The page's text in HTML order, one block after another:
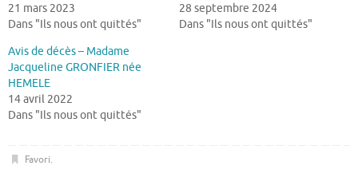
21 mars 2023
Dans "Ils nous ont quittés"
28 septembre 2024
Dans "Ils nous ont quittés"
Avis de décès – Madame
Jacqueline GRONFIER née
HEMELE
14 avril 2022
Dans "Ils nous ont quittés"
Favori.